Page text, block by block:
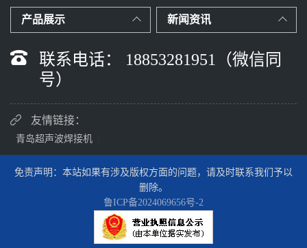
产品展示 新闻资讯
联系电话： 18853281951（微信同
号）
友情链接：
青岛超声波焊接机
免责声明：本站如果有涉及版权方面的问题，请及时联系我们予以
删除。
鲁ICP备2024069656号-2